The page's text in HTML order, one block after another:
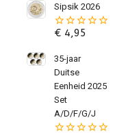
Sipsik 2026
0
de
5
€4,95
35-jaar
Duitse
Eenheid 2025
Set
A/D/F/G/J